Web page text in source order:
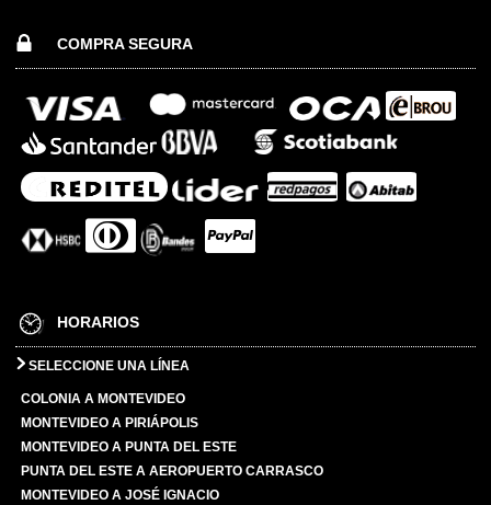
COMPRA SEGURA
HORARIOS
SELECCIONE UNA LÍNEA
COLONIA A MONTEVIDEO
MONTEVIDEO A PIRIÁPOLIS
MONTEVIDEO A PUNTA DEL ESTE
PUNTA DEL ESTE A AEROPUERTO CARRASCO
MONTEVIDEO A JOSÉ IGNACIO